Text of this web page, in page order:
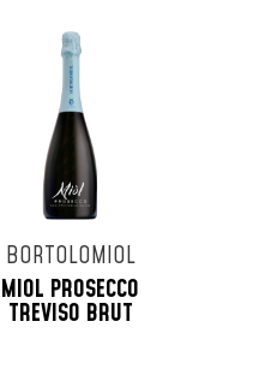
BORTOLOMIOL
MIOL PROSECCO
TREVISO BRUT